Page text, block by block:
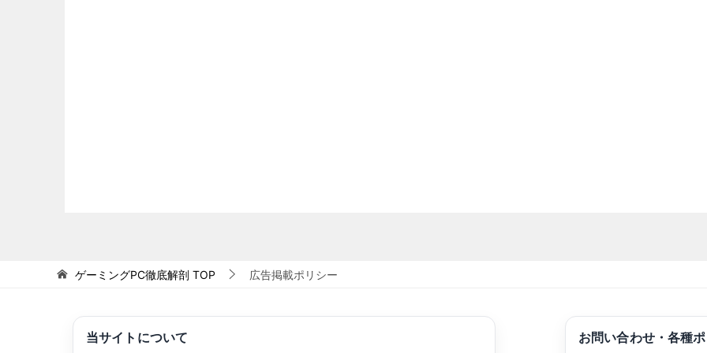
ゲーミングPC徹底解剖 TOP 広告掲載ポリシー
当サイトについて お問い合わせ・各種